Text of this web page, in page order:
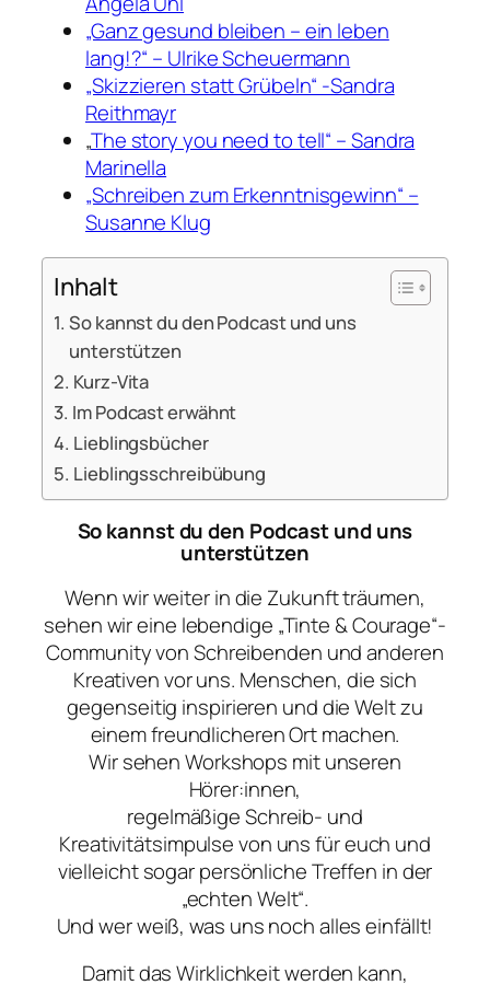
„Ganz gesund bleiben – ein leben
lang!?“ – Ulrike Scheuermann
„Skizzieren statt Grübeln“ -Sandra
Reithmayr
„The story you need to tell“ – Sandra
Marinella
„Schreiben zum Erkenntnisgewinn“ –
Susanne Klug
Inhalt
So kannst du den Podcast und uns
unterstützen
Kurz-Vita
Im Podcast erwähnt
Lieblingsbücher
Lieblingsschreibübung
So kannst du den Podcast und uns
unterstützen
Wenn wir weiter in die Zukunft träumen,
sehen wir eine lebendige „Tinte & Courage“-
Community von Schreibenden und anderen
Kreativen vor uns. Menschen, die sich
gegenseitig inspirieren und die Welt zu
einem freundlicheren Ort machen.
Wir sehen Workshops mit unseren
Hörer:innen,
regelmäßige Schreib- und
Kreativitätsimpulse von uns für euch und
vielleicht sogar persönliche Treffen in der
„echten Welt“.
Und wer weiß, was uns noch alles einfällt!
Damit das Wirklichkeit werden kann,